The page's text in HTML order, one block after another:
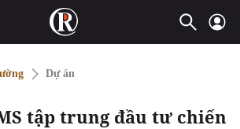
Dự án
tập trung đầu tư chiến